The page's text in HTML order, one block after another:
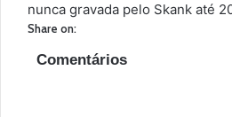
nunca gravada pelo Skank até
Share on:
Comentários